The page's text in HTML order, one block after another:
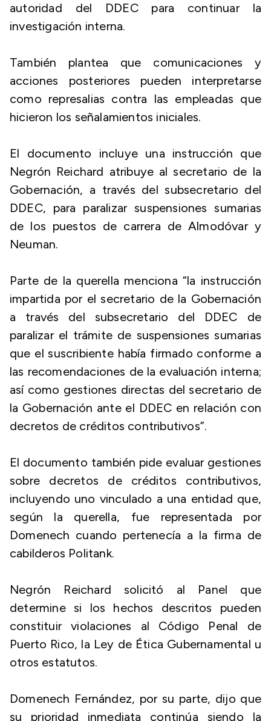
autoridad del DDEC para continuar la
investigación interna.
También plantea que comunicaciones y
acciones posteriores pueden interpretarse
como represalias contra las empleadas que
hicieron los señalamientos iniciales.
El documento incluye una instrucción que
Negrón Reichard atribuye al secretario de la
Gobernación, a través del subsecretario del
DDEC, para paralizar suspensiones sumarias
de los puestos de carrera de Almodóvar y
Neuman.
Parte de la querella menciona “la instrucción
impartida por el secretario de la Gobernación
a través del subsecretario del DDEC de
paralizar el trámite de suspensiones sumarias
que el suscribiente había firmado conforme a
las recomendaciones de la evaluación interna;
así como gestiones directas del secretario de
la Gobernación ante el DDEC en relación con
decretos de créditos contributivos”.
El documento también pide evaluar gestiones
sobre decretos de créditos contributivos,
incluyendo uno vinculado a una entidad que,
según la querella, fue representada por
Domenech cuando pertenecía a la firma de
cabilderos Politank.
Negrón Reichard solicitó al Panel que
determine si los hechos descritos pueden
constituir violaciones al Código Penal de
Puerto Rico, la Ley de Ética Gubernamental u
otros estatutos.
Domenech Fernández, por su parte, dijo que
su prioridad inmediata continúa siendo la